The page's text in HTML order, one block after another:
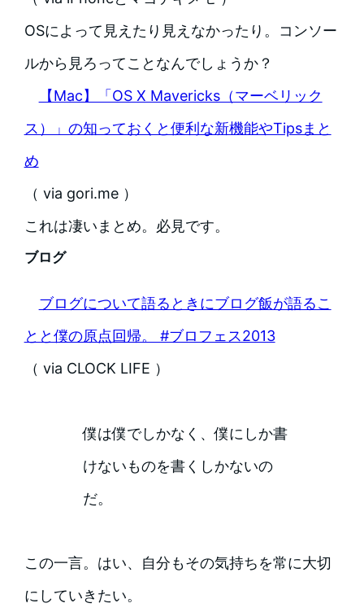
OSによって見えたり見えなかったり。コンソー
ルから見ろってことなんでしょうか？
【Mac】「OS X Mavericks（マーベリック
ス）」の知っておくと便利な新機能やTipsまと
め
（ via gori.me ）
これは凄いまとめ。必見です。
ブログ
ブログについて語るときにブログ飯が語るこ
とと僕の原点回帰。 #ブロフェス2013
（ via CLOCK LIFE ）
僕は僕でしかなく、僕にしか書
けないものを書くしかないの
だ。
この一言。はい、自分もその気持ちを常に大切
にしていきたい。